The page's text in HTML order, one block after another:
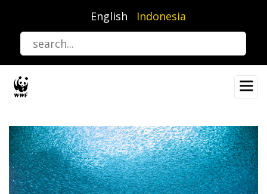
utama
English Indonesia